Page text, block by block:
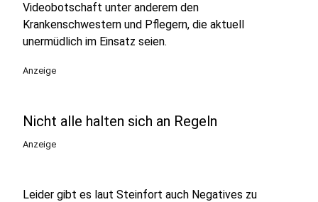
Videobotschaft unter anderem den
Krankenschwestern und Pflegern, die aktuell
unermüdlich im Einsatz seien.
Anzeige
Nicht alle halten sich an Regeln
Anzeige
Leider gibt es laut Steinfort auch Negatives zu